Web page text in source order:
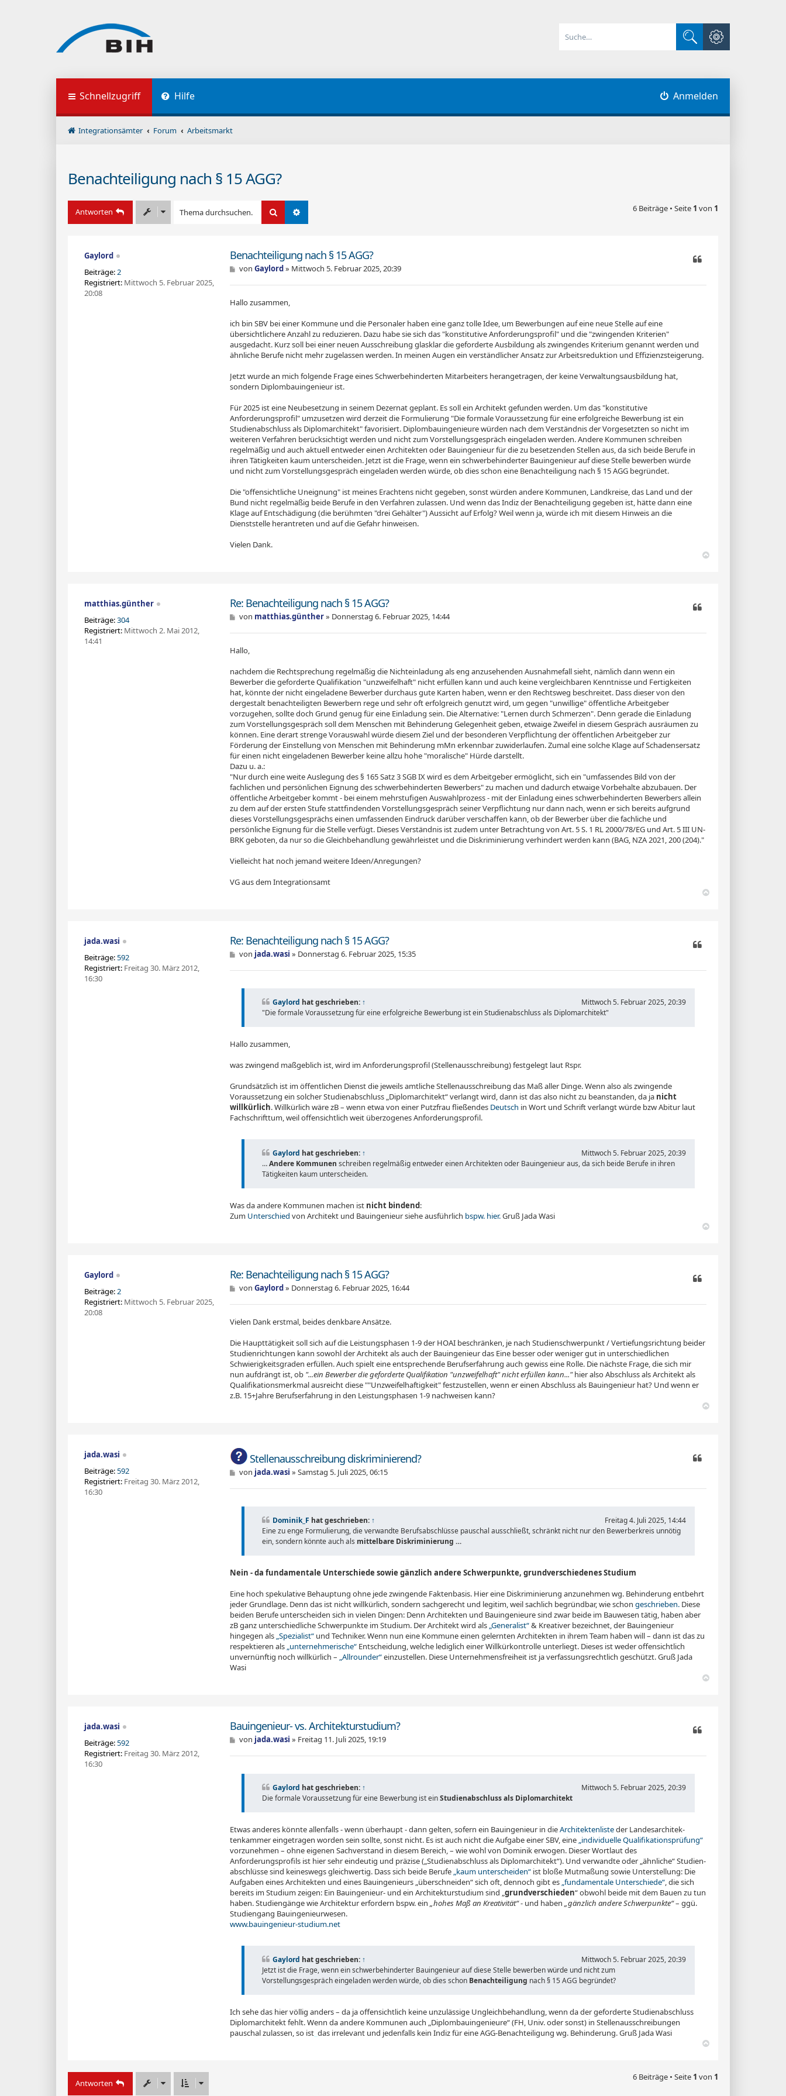
Suche
Erweiterte Suche
Schnellzugriff Hilfe Anmelden
Integrationsämter Forum Arbeitsmarkt
Benachteiligung nach § 15 AGG?
Antworten Suche 6 Beiträge • Seite 1 von 1
Gaylord
Beiträge:2
Registriert: Mittwoch 5. Februar 2025,
20:08
Benachteiligung nach § 15 AGG?
B
i
r
g
vonGaylord» Mittwoch 5. Februar 2025, 20:39
Hallo zusammen,
ich bin SBV bei einer Kommune und die Personaler haben eine ganz tolle Idee, um Bewerbungen auf eine neue Stelle auf eine
übersichtlichere Anzahl zu reduzieren. Dazu habe sie sich das "konstitutive Anforderungsprofil" und die "zwingenden Kriterien"
ausgedacht. Kurz soll bei einer neuen Ausschreibung glasklar die geforderte Ausbildung als zwingendes Kriterium genannt werden und
ähnliche Berufe nicht mehr zugelassen werden. In meinen Augen ein verständlicher Ansatz zur Arbeitsreduktion und Effizienzsteigerung.
Jetzt wurde an mich folgende Frage eines Schwerbehinderten Mitarbeiters herangetragen, der keine Verwaltungsausbildung hat,
sondern Diplombauingenieur ist.
Für 2025 ist eine Neubesetzung in seinem Dezernat geplant. Es soll ein Architekt gefunden werden. Um das "konstitutive
Anforderungsprofil" umzusetzen wird derzeit die Formulierung "Die formale Voraussetzung für eine erfolgreiche Bewerbung ist ein
Studienabschluss als Diplomarchitekt" favorisiert. Diplombauingenieure würden nach dem Verständnis der Vorgesetzten so nicht im
weiteren Verfahren berücksichtigt werden und nicht zum Vorstellungsgespräch eingeladen werden. Andere Kommunen schreiben
regelmäßig und auch aktuell entweder einen Architekten oder Bauingenieur für die zu besetzenden Stellen aus, da sich beide Berufe in
ihren Tätigkeiten kaum unterscheiden. Jetzt ist die Frage, wenn ein schwerbehinderter Bauingenieur auf diese Stelle bewerben würde
und nicht zum Vorstellungsgespräch eingeladen werden würde, ob dies schon eine Benachteiligung nach § 15 AGG begründet.
Die "offensichtliche Uneignung" ist meines Erachtens nicht gegeben, sonst würden andere Kommunen, Landkreise, das Land und der
Bund nicht regelmäßig beide Berufe in den Verfahren zulassen. Und wenn das Indiz der Benachteiligung gegeben ist, hätte dann eine
Klage auf Entschädigung (die berühmten "drei Gehälter") Aussicht auf Erfolg? Weil wenn ja, würde ich mit diesem Hinweis an die
Dienststelle herantreten und auf die Gefahr hinweisen.
Vielen Dank.
matthias.günther
Beiträge:304
Registriert: Mittwoch 2. Mai 2012,
14:41
Re: Benachteiligung nach § 15 AGG?
B
i
r
g
von matthias.günther» Donnerstag 6. Februar 2025, 14:44
Hallo,
nachdem die Rechtsprechung regelmäßig die Nichteinladung als eng anzusehenden Ausnahmefall sieht, nämlich dann wenn ein
Bewerber die geforderte Qualifikation "unzweifelhaft" nicht erfüllen kann und auch keine vergleichbaren Kenntnisse und Fertigkeiten
hat, könnte der nicht eingeladene Bewerber durchaus gute Karten haben, wenn er den Rechtsweg beschreitet. Dass dieser von den
dergestalt benachteiligten Bewerbern rege und sehr oft erfolgreich genutzt wird, um gegen "unwillige" öffentliche Arbeitgeber
vorzugehen, sollte doch Grund genug für eine Einladung sein. Die Alternative: "Lernen durch Schmerzen". Denn gerade die Einladung
zum Vorstellungsgespräch soll dem Menschen mit Behinderung Gelegenheit geben, etwaige Zweifel in diesem Gespräch ausräumen zu
können. Eine derart strenge Vorauswahl würde diesem Ziel und der besonderen Verpflichtung der öffentlichen Arbeitgeber zur
Förderung der Einstellung von Menschen mit Behinderung mMn erkennbar zuwiderlaufen. Zumal eine solche Klage auf Schadensersatz
für einen nicht eingeladenen Bewerber keine allzu hohe "moralische" Hürde darstellt.
Dazu u. a.:
"Nur durch eine weite Auslegung des § 165 Satz 3 SGB IX wird es dem Arbeitgeber ermöglicht, sich ein "umfassendes Bild von der
fachlichen und persönlichen Eignung des schwerbehinderten Bewerbers" zu machen und dadurch etwaige Vorbehalte abzubauen. Der
öffentliche Arbeitgeber kommt - bei einem mehrstufigen Auswahlprozess - mit der Einladung eines schwerbehinderten Bewerbers allein
zu dem auf der ersten Stufe stattfindenden Vorstellungsgespräch seiner Verpflichtung nur dann nach, wenn er sich bereits aufgrund
dieses Vorstellungsgesprächs einen umfassenden Eindruck darüber verschaffen kann, ob der Bewerber über die fachliche und
persönliche Eignung für die Stelle verfügt. Dieses Verständnis ist zudem unter Betrachtung von Art. 5 S. 1 RL 2000/78/EG und Art. 5 III UN-
BRK geboten, da nur so die Gleichbehandlung gewährleistet und die Diskriminierung verhindert werden kann (BAG, NZA 2021, 200 (204)."
Vielleicht hat noch jemand weitere Ideen/Anregungen?
VG aus dem Integrationsamt
jada.wasi
Beiträge:592
Registriert: Freitag 30. März 2012,
16:30
Re: Benachteiligung nach § 15 AGG?
B
i
von jada.wasi » Donnerstag 6. Februar 2025, 15:35
Gaylord hat geschrieben: ↑
Mittwoch 5. Februar 2025, 20:39
"Die formale Voraussetzung für eine erfolgreiche Bewerbung ist ein Studienabschluss als Diplomarchitekt"
Hallo zusammen,
was zwingend maßgeblich ist, wird im Anforderungsprofil (Stellenausschreibung) festgelegt laut Rspr.
Grundsätzlich ist im öffentlichen Dienst die jeweils amtliche Stellenausschreibung das Maß aller Dinge. Wenn also als zwingende
Voraussetzung ein solcher Studienabschluss „Diplomarchitekt“ verlangt wird, dann ist das also nicht zu beanstanden, da ja nicht
willkürlich. Willkürlich wäre zB – wenn etwa von einer Putzfrau fließendes Deutsch in Wort und Schrift verlangt würde bzw Abitur laut
Fachschrifttum, weil offensichtlich weit überzogenes Anforderungsprofil.
Gaylord hat geschrieben: ↑
Mittwoch 5. Februar 2025, 20:39
…Andere Kommunen schreiben regelmäßig entweder einen Architekten oder Bauingenieur aus, da sich beide Berufe in ihren
Tätigkeiten kaum unterscheiden.
Was da andere Kommunen machen ist nicht bindend:
Zum Unterschied von Architekt und Bauingenieur siehe ausführlich bspw. hier.Gruß Jada Wasi
Gaylord
Beiträge:2
Registriert: Mittwoch 5. Februar 2025,
20:08
Re: Benachteiligung nach § 15 AGG?
B
i
r
g
vonGaylord» Donnerstag 6. Februar 2025, 16:44
Vielen Dank erstmal, beides denkbare Ansätze.
Die Haupttätigkeit soll sich auf die Leistungsphasen 1-9 der HOAI beschränken, je nach Studienschwerpunkt / Vertiefungsrichtung beider
Studienrichtungen kann sowohl der Architekt als auch der Bauingenieur das Eine besser oder weniger gut in unterschiedlichen
Schwierigkeitsgraden erfüllen. Auch spielt eine entsprechende Berufserfahrung auch gewiss eine Rolle. Die nächste Frage, die sich mir
nun aufdrängt ist, ob "...ein Bewerber die geforderte Qualifikation "unzweifelhaft" nicht erfüllen kann..."hier also Abschluss als Architekt als
Qualifikationsmerkmal ausreicht diese ""Unzweifelhaftigkeit" festzustellen, wenn er einen Abschluss als Bauingenieur hat? Und wenn er
z.B. 15+Jahre Berufserfahrung in den Leistungsphasen 1-9 nachweisen kann?
jada.wasi
Beiträge:592
Registriert: Freitag 30. März 2012,
16:30
Stellenausschreibung diskriminierend?
B
i
von jada.wasi »Samstag 5. Juli 2025, 06:15
Dominik_F hat geschrieben: ↑
Freitag 4. Juli 2025, 14:44
Eine zu enge Formulierung, die verwandte Berufsabschlüsse pauschal ausschließt, schränkt nicht nur den Bewerberkreis unnötig
ein, sondern könnte auch als mittelbare Diskriminierung …
Nein - da fundamentale Unterschiede sowie gänzlich andere Schwerpunkte, grundverschieden­es Studium
Eine hoch spekulative Behauptung ohne jede zwingende Faktenbasis. Hier eine Diskriminierung anzunehmen wg. Behinderung entbehrt
jeder Grundlage. Denn das ist nicht willkürlich, sondern sachgerecht und legitim, weil sachlich begründbar, wie schongeschrieben. Diese
beiden Berufe unterscheiden sich in vielen Dingen: Denn Architekten und Bauingenieure sind zwar beide im Bauwesen tätig, haben aber
zB ganz unterschiedliche Schwerpunkte im Studium. Der Architekt wird als „Generalist“& Kreativer bezeichnet, der Bauingenieur
hingegen als „Spezialist“ und Techniker. Wenn nun eine Kommune einen gelernten Architekten in ihrem Team haben will – dann ist das zu
respektieren als „unternehmerische“ Entscheidung, welche lediglich einer Willkürkontrolle unterliegt. Dieses ist weder offensichtlich
unvernünftig noch willkürlich – „Allrounder“einzustellen. Diese Unternehmensfreiheit ist ja verfassungsrechtlich geschützt. Gruß Jada
Wasi
jada.wasi
Beiträge:592
Registriert: Freitag 30. März 2012,
16:30
Bauingenieur- vs. Architekturstudium?
B
i
von jada.wasi » Freitag 11. Juli 2025, 19:19
Gaylord hat geschrieben: ↑
Mittwoch 5. Februar 2025, 20:39
Die formale Voraussetzung für eine Bewerbung ist einStudienabschluss als Diplomarchitekt
Etwas anderes könnte allenfalls - wenn überhaupt - dann gelten, sofern ein Bauingenieur in dieArchitektenlisteder Landes­ar­chi­tek­
tenkammer eingetragen worden sein sollte, sonst nicht. Es ist auch nicht die Aufgabe einer SBV, eine „individuelle Qualifikationsprüfung“
vorzunehmen – ohne eigenen Sachverstand in diesem Bereich, – wie wohl von Dominik erwogen. Dieser Wortlaut des
Anforderungsprofils ist hier sehr eindeutig und präzise („Studienabschluss als Diplomarchitekt“). Und verwandte oder „ähnliche“ Stu­dien­
abschlüsse sind keineswegs gleichwertig. Dass sich beide Berufe „kaum unterscheiden“ ist bloße Mutmaßung sowie Unterstellung: Die
Aufgaben eines Architekten und eines Bauingenieurs „überschneiden“ sich oft, dennoch gibt es „fundamentale Unterschiede“, die sich
bereits im Studium zeigen: Ein Bauingenieur- und ein Architekturstudium sind „grundverschieden“ obwohl beide mit dem Bauen zu tun
haben. Studiengänge wie Architektur erfordern bspw. ein„hohes Maß an Kreativität“- und haben„gänzlich andere Schwerpunkte“– ggü.
Studiengang Bauingenieurwesen.
www.bauingenieur-studium.net
Gaylord hat geschrieben: ↑
Mittwoch 5. Februar 2025, 20:39
Jetzt ist die Frage, wenn ein schwerbehinderter Bauingenieur auf diese Stelle bewerben würde und nicht zum
Vorstellungsgespräch eingeladen werden würde, ob dies schon Benachteiligung nach § 15 AGG begründet?
Ich sehe das hier völlig anders – da ja offensichtlich keine unzulässige Ungleichbehandlung, wenn da der geforderte Studienabschluss
Diplomarchitekt fehlt. Wenn da andere Kommunen auch „Diplombauingenieure“ (FH, Univ. oder sonst) in Stellenausschreibungen
pauschal zulassen, so ist _das irrelevant und jedenfalls kein Indiz für eine AGG-Benachteiligung wg. Behinderung. Gruß Jada Wasi
h
Antworten
6 Beiträge • Seite 1 von 1